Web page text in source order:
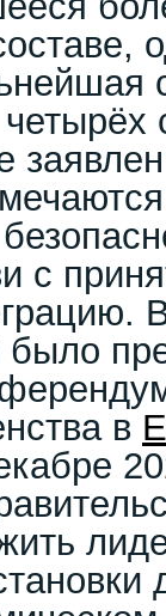
с
было
в